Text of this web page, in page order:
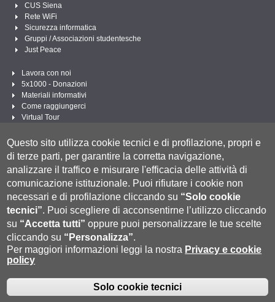
CUS Siena
Rete WiFi
Sicurezza informatica
Gruppi / Associazioni studentesche
Just Peace
Lavora con noi
5x1000 - Donazioni
Materiali informativi
Come raggiungerci
Virtual Tour
Segui UNISI
Università degli Studi di Siena
P.IVA 00273530527 | C.F. 80002070524 |
Modalità di pagamento
Fatturazione Elettronica
Questo sito utilizza cookie tecnici e di profilazione, propri e
di terze parti, per garantire la corretta navigazione,
analizzare il traffico e misurare l'efficacia delle attività di
comunicazione istituzionale. Puoi rifiutare i cookie non
necessari e di profilazione cliccando su “Solo cookie
tecnici”. Puoi scegliere di acconsentirne l’utilizzo cliccando
su “Accetta tutti” oppure puoi personalizzare le tue scelte
cliccando su “Personalizza”.
Per maggiori informazioni leggi la nostra Privacy e cookie
policy
Solo cookie tecnici